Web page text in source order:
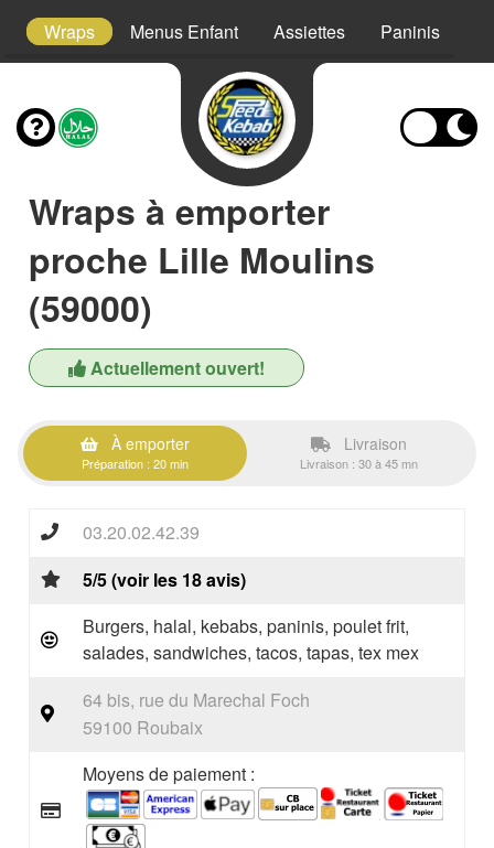
Wraps Menus Enfant Assiettes Paninis
Wraps à emporter
proche Lille Moulins
(59000)
Actuellement ouvert!
À emporter
Préparation : 20 min
Livraison
Livraison : 30 à 45 mn
03.20.02.42.39
5/5 (voir les 18 avis)
Burgers, halal, kebabs, paninis, poulet frit,
salades, sandwiches, tacos, tapas, tex mex
64 bis, rue du Marechal Foch
59100 Roubaix
Moyens de paiement :